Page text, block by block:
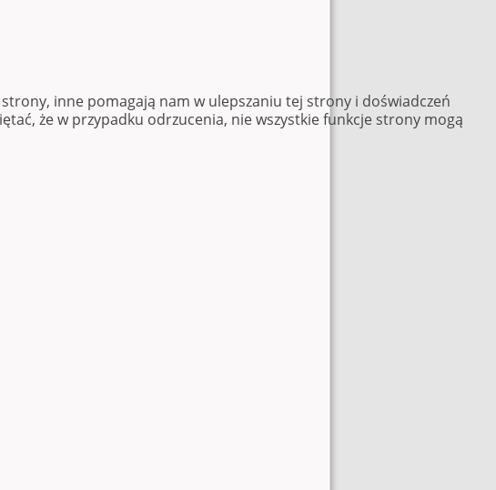
inne pomagają nam w ulepszaniu tej strony i doświadczeń
że w przypadku odrzucenia, nie wszystkie funkcje strony mogą